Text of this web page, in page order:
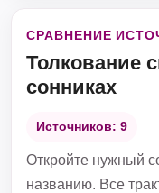
СРАВНЕНИЕ
Толкование
сонниках
Источников: 9
Откройте нужный
названию. Все